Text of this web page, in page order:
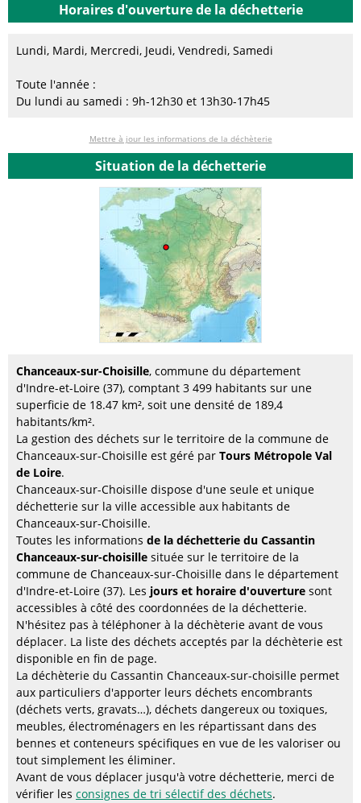
Horaires d'ouverture de la déchetterie
Lundi, Mardi, Mercredi, Jeudi, Vendredi, Samedi
Toute l'année :
Du lundi au samedi : 9h-12h30 et 13h30-17h45
Mettre à jour les informations de la déchèterie
Situation de la déchetterie
Chanceaux-sur-Choisille, commune du département
d'Indre-et-Loire (37), comptant 3 499 habitants sur une
superficie de 18.47 km², soit une densité de 189,4
habitants/km².
La gestion des déchets sur le territoire de la commune de
Chanceaux-sur-Choisille est géré par Tours Métropole Val
de Loire.
Chanceaux-sur-Choisille dispose d'une seule et unique
déchetterie sur la ville accessible aux habitants de
Chanceaux-sur-Choisille.
Toutes les informations de la déchetterie du Cassantin
Chanceaux-sur-choisille située sur le territoire de la
commune de Chanceaux-sur-Choisille dans le département
d'Indre-et-Loire (37). Les jours et horaire d'ouverture sont
accessibles à côté des coordonnées de la déchetterie.
N'hésitez pas à téléphoner à la déchèterie avant de vous
déplacer. La liste des déchets acceptés par la déchèterie est
disponible en fin de page.
La déchèterie du Cassantin Chanceaux-sur-choisille permet
aux particuliers d'apporter leurs déchets encombrants
(déchets verts, gravats…), déchets dangereux ou toxiques,
meubles, électroménagers en les répartissant dans des
bennes et conteneurs spécifiques en vue de les valoriser ou
tout simplement les éliminer.
Avant de vous déplacer jusqu'à votre déchetterie, merci de
vérifier les consignes de tri sélectif des déchets.